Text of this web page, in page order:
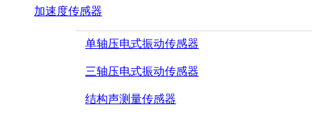
加速度传感器
单轴压电式振动传感器
三轴压电式振动传感器
结构声测量传感器